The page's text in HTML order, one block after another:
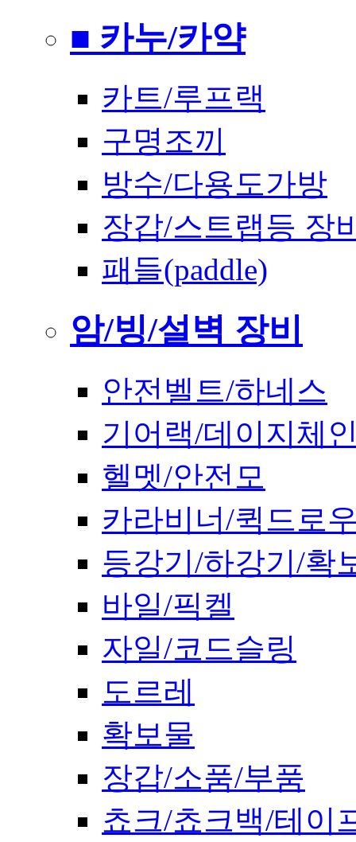
■ 카누/카약
카트/루프랙
구명조끼
방수/다용도가방
장갑/스트랩등 장
패들(paddle)
암/빙/설벽 장비
안전벨트/하네스
기어랙/데이지체
헬멧/안전모
카라비너/퀵드로
등강기/하강기/확
바일/픽켈
자일/코드슬링
도르레
확보물
장갑/소품/부품
쵸크/쵸크백/테이